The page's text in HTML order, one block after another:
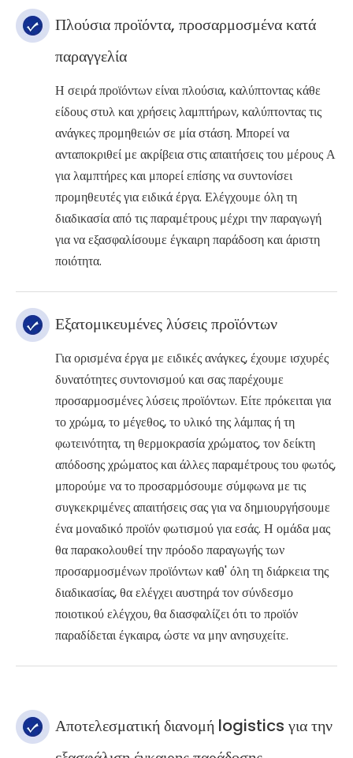
Πλούσια προϊόντα, προσαρμοσμένα κατά
παραγγελία
Η σειρά προϊόντων είναι πλούσια, καλύπτοντας κάθε
είδους στυλ και χρήσεις λαμπτήρων, καλύπτοντας τις
ανάγκες προμηθειών σε μία στάση. Μπορεί να
ανταποκριθεί με ακρίβεια στις απαιτήσεις του μέρους Α
για λαμπτήρες και μπορεί επίσης να συντονίσει
προμηθευτές για ειδικά έργα. Ελέγχουμε όλη τη
διαδικασία από τις παραμέτρους μέχρι την παραγωγή
για να εξασφαλίσουμε έγκαιρη παράδοση και άριστη
ποιότητα.
Εξατομικευμένες λύσεις προϊόντων
Για ορισμένα έργα με ειδικές ανάγκες, έχουμε ισχυρές
δυνατότητες συντονισμού και σας παρέχουμε
προσαρμοσμένες λύσεις προϊόντων. Είτε πρόκειται για
το χρώμα, το μέγεθος, το υλικό της λάμπας ή τη
φωτεινότητα, τη θερμοκρασία χρώματος, τον δείκτη
απόδοσης χρώματος και άλλες παραμέτρους του φωτός,
μπορούμε να το προσαρμόσουμε σύμφωνα με τις
συγκεκριμένες απαιτήσεις σας για να δημιουργήσουμε
ένα μοναδικό προϊόν φωτισμού για εσάς. Η ομάδα μας
θα παρακολουθεί την πρόοδο παραγωγής των
προσαρμοσμένων προϊόντων καθ' όλη τη διάρκεια της
διαδικασίας, θα ελέγχει αυστηρά τον σύνδεσμο
ποιοτικού ελέγχου, θα διασφαλίζει ότι το προϊόν
παραδίδεται έγκαιρα, ώστε να μην ανησυχείτε.
Αποτελεσματική διανομή logistics για την